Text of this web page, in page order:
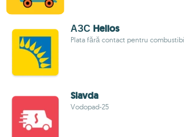
АЗС Helios
Plata fără contact pentru
Slavda
Vodopad-25